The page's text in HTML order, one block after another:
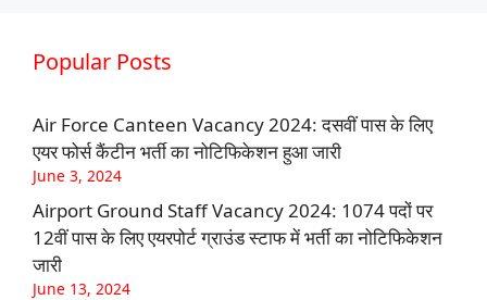
Popular Posts
Air Force Canteen Vacancy 2024: दसवीं पास के लिए
एयर फोर्स कैंटीन भर्ती का नोटिफिकेशन हुआ जारी
June 3, 2024
Airport Ground Staff Vacancy 2024: 1074 पदों पर
12वीं पास के लिए एयरपोर्ट ग्राउंड स्टाफ में भर्ती का नोटिफिकेशन
जारी
June 13, 2024